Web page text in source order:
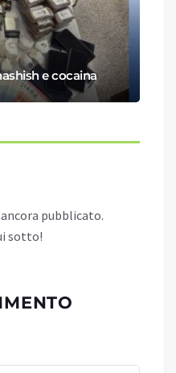
e cocaina
pubblicato.
sotto!